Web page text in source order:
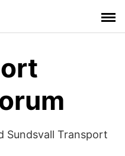
Sundsvall Transport